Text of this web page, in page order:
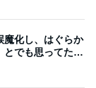
魔化し、はぐらか
とでも思ってたん